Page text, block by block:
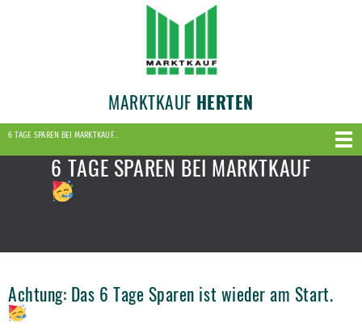
MARKTKAUF HERTEN
6 TAGE SPAREN BEI MARKTKAUF…
6 TAGE SPAREN BEI MARKTKAUF
Achtung: Das 6 Tage Sparen ist wieder am Start.